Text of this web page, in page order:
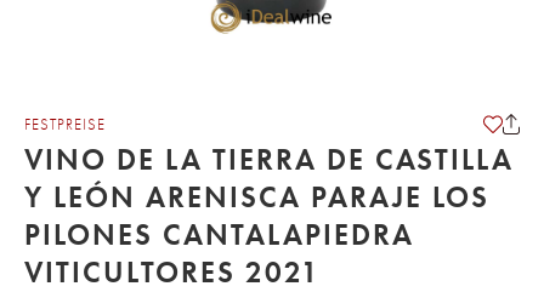
FESTPREISE
VINO DE LA TIERRA DE CASTILLA
Y LEÓN ARENISCA PARAJE LOS
PILONES CANTALAPIEDRA
VITICULTORES 2021